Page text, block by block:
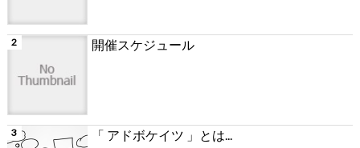
開催スケジュール
「 アドボケイツ 」とは...